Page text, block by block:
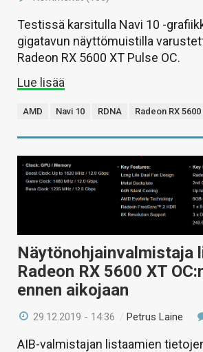
Testissä karsitulla Navi 10 -
gigatavun näyttömuistilla
Radeon RX 5600 XT Pulse OC.
Lue lisää
AMD Navi 10 RDNA Radeon RX 5600
Näytönohjainvalmistaja
Radeon RX 5600 XT
ennen aikojaan
29.12.2019 - 14:36 /Petrus Laine
AIB-valmistajan listaamien